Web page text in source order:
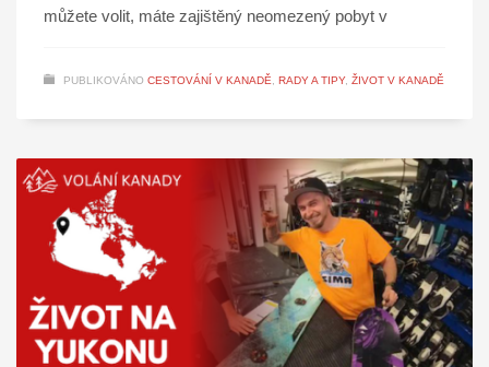
můžete volit, máte zajištěný neomezený pobyt v
PUBLIKOVÁNO CESTOVÁNÍ V KANADĚ, RADY A TIPY, ŽIVOT V KANADĚ